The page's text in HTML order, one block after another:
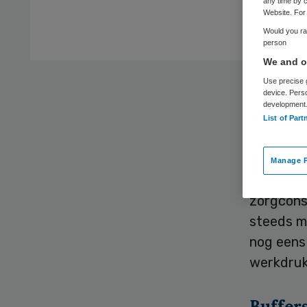
De
eigen
de
Alles in
steeds
nog
Website.
Would you
person
We and
Use precise
device.
development.
List of
Manage